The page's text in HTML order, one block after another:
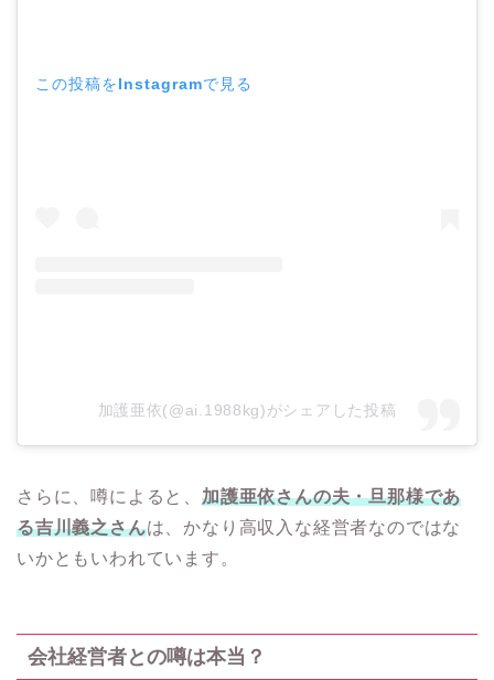
この投稿をInstagramで見る
加護亜依(@ai.1988kg)がシェアした投稿
さらに、噂によると、 加護亜依さんの夫・旦那様であ
る吉川義之さんは、かなり高収入な経営者なのではな
いかともいわれています。
会社経営者との噂は本当？